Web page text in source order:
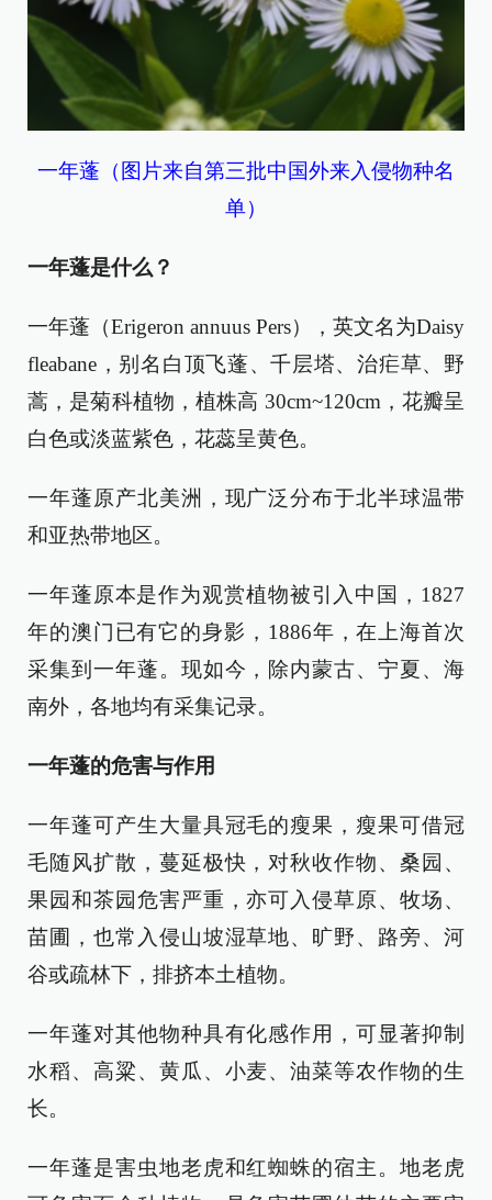
一年蓬（图片来自第三批中国外来入侵物种名
单）
一年蓬是什么？
一年蓬（Erigeron annuus Pers），英文名为Daisy
fleabane，别名白顶飞蓬、千层塔、治疟草、野
蒿，是菊科植物，植株高 30cm~120cm，花瓣呈
白色或淡蓝紫色，花蕊呈黄色。
一年蓬原产北美洲，现广泛分布于北半球温带
和亚热带地区。
一年蓬原本是作为观赏植物被引入中国，1827
年的澳门已有它的身影，1886年，在上海首次
采集到一年蓬。现如今，除内蒙古、宁夏、海
南外，各地均有采集记录。
一年蓬的危害与作用
一年蓬可产生大量具冠毛的瘦果，瘦果可借冠
毛随风扩散，蔓延极快，对秋收作物、桑园、
果园和茶园危害严重，亦可入侵草原、牧场、
苗圃，也常入侵山坡湿草地、旷野、路旁、河
谷或疏林下，排挤本土植物。
一年蓬对其他物种具有化感作用，可显著抑制
水稻、高粱、黄瓜、小麦、油菜等农作物的生
长。
一年蓬是害虫地老虎和红蜘蛛的宿主。地老虎